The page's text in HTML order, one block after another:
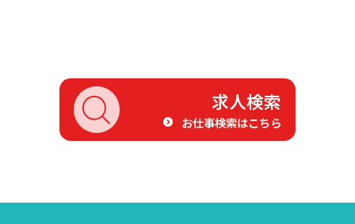
求人検索
お仕事検索はこちら